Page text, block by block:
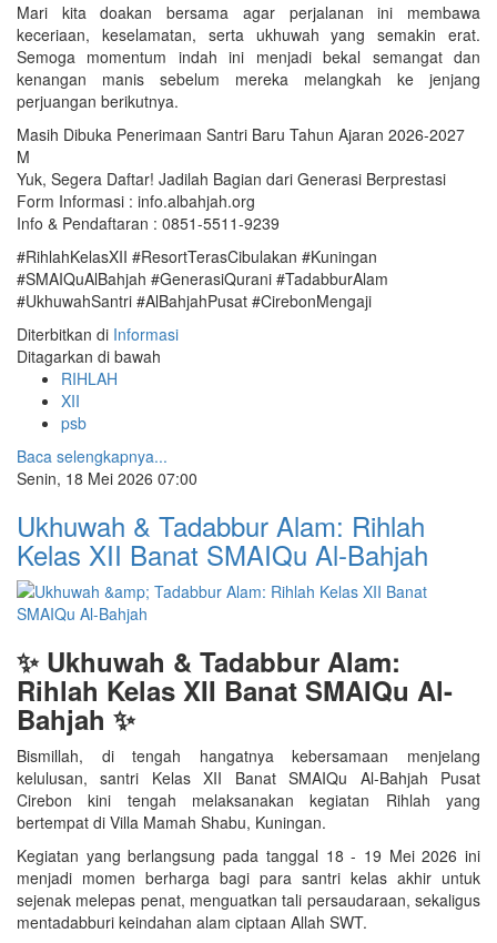
Mari kita doakan bersama agar perjalanan ini membawa
keceriaan, keselamatan, serta ukhuwah yang semakin erat.
Semoga momentum indah ini menjadi bekal semangat dan
kenangan manis sebelum mereka melangkah ke jenjang
perjuangan berikutnya.
Masih Dibuka Penerimaan Santri Baru Tahun Ajaran 2026-2027
M
Yuk, Segera Daftar! Jadilah Bagian dari Generasi Berprestasi
Form Informasi : info.albahjah.org
Info & Pendaftaran : 0851-5511-9239
#RihlahKelasXII #ResortTerasCibulakan #Kuningan
#SMAIQuAlBahjah #GenerasiQurani #TadabburAlam
#UkhuwahSantri #AlBahjahPusat #CirebonMengaji
Diterbitkan di Informasi
Ditagarkan di bawah
RIHLAH
XII
psb
Baca selengkapnya...
Senin, 18 Mei 2026 07:00
Ukhuwah & Tadabbur Alam: Rihlah
Kelas XII Banat SMAIQu Al-Bahjah
✨ Ukhuwah & Tadabbur Alam:
Rihlah Kelas XII Banat SMAIQu Al-
Bahjah ✨
Bismillah, di tengah hangatnya kebersamaan menjelang
kelulusan, santri Kelas XII Banat SMAIQu Al-Bahjah Pusat
Cirebon kini tengah melaksanakan kegiatan Rihlah yang
bertempat di Villa Mamah Shabu, Kuningan.
Kegiatan yang berlangsung pada tanggal 18 - 19 Mei 2026 ini
menjadi momen berharga bagi para santri kelas akhir untuk
sejenak melepas penat, menguatkan tali persaudaraan, sekaligus
mentadabburi keindahan alam ciptaan Allah SWT.